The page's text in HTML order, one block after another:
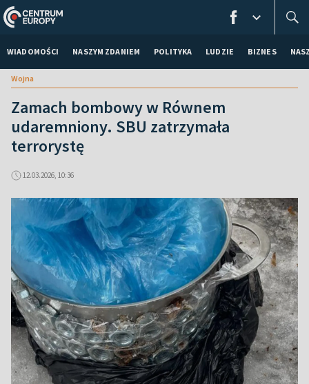
WIADOMOŚCI NASZYM ZDANIEM POLITYKA LUDZIE BIZNES
Wojna
Zamach bombowy w Równem
udaremniony. SBU zatrzymała
terrorystę
12.03.2026, 10:36